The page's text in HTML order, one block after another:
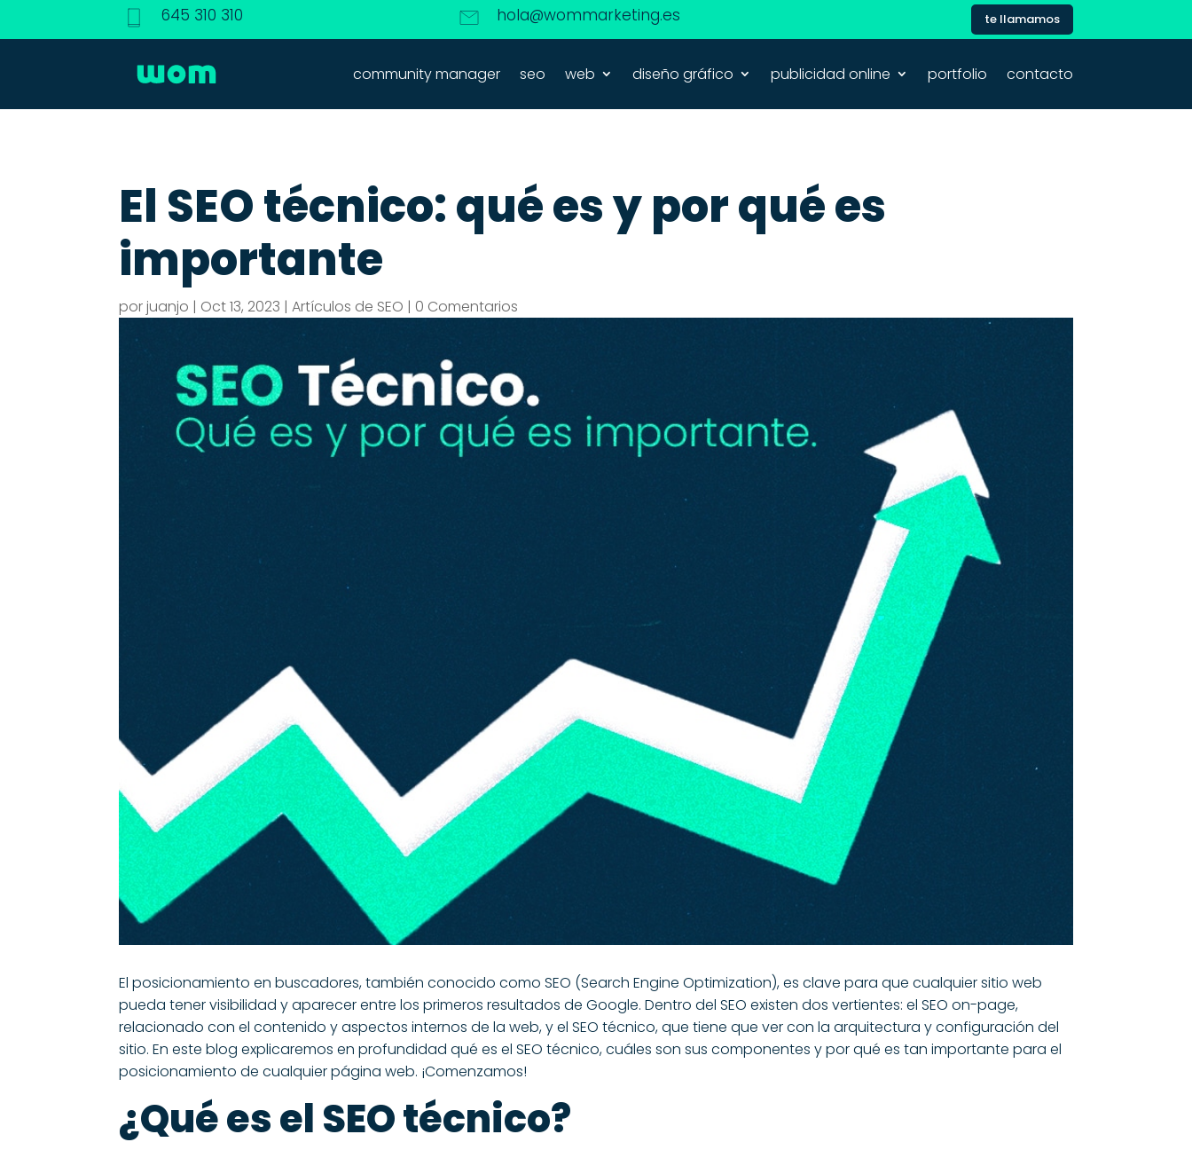
645 310 310 hola@wommarketing.es te llamamos
community manager seo web diseño gráfico publicidad online portfolio contacto
El SEO técnico: qué es y por qué es
importante
porjuanjo | Oct 13, 2023 |Artículos de SEO | 0 Comentarios
El posicionamiento en buscadores, también conocido como SEO (Search Engine Optimization), es clave para que cualquier sitio web
pueda tener visibilidad y aparecer entre los primeros resultados de Google. Dentro del SEO existen dos vertientes: el SEO on-page,
relacionado con el contenido y aspectos internos de la web, y el SEO técnico, que tiene que ver con la arquitectura y configuración del
sitio. En este blog explicaremos en profundidad qué es el SEO técnico, cuáles son sus componentes y por qué es tan importante para el
posicionamiento de cualquier página web. ¡Comenzamos!
¿Qué es el SEO técnico?